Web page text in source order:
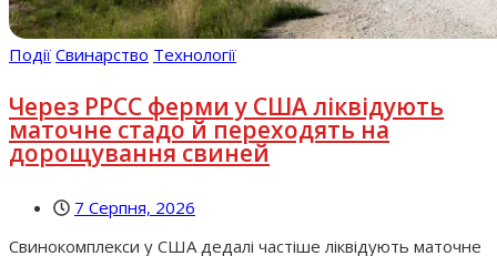
Події Свинарство Технології
Через РРСС ферми у США ліквідують
маточне стадо й переходять на
дорощування свиней
7 Серпня, 2026
Свинокомплекси у США дедалі частіше ліквідують маточне